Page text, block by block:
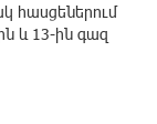
հասցեներում
և 13-ին գազ